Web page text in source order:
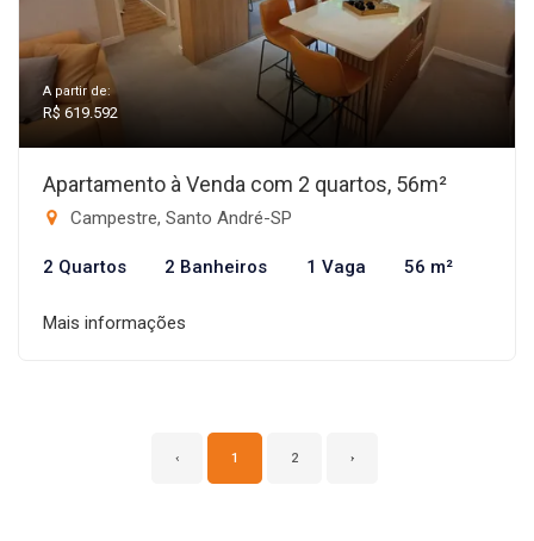
A partir de:
R$ 619.592
Apartamento à Venda com 2 quartos, 56m²
Campestre, Santo André-SP
2 Quartos 2 Banheiros 1 Vaga 56 m²
Mais informações
‹ 1 2 ›